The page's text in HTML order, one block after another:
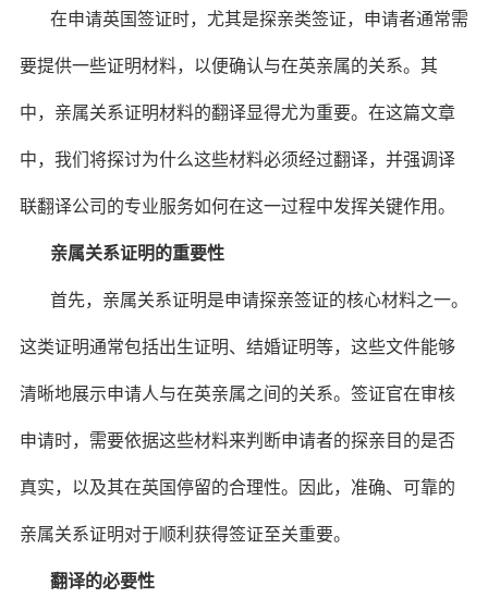
在申请英国签证时，尤其是探亲类签证，申请者通常需
要提供一些证明材料，以便确认与在英亲属的关系。其
中，亲属关系证明材料的翻译显得尤为重要。在这篇文章
中，我们将探讨为什么这些材料必须经过翻译，并强调译
联翻译公司的专业服务如何在这一过程中发挥关键作用。
亲属关系证明的重要性
首先，亲属关系证明是申请探亲签证的核心材料之一。
这类证明通常包括出生证明、结婚证明等，这些文件能够
清晰地展示申请人与在英亲属之间的关系。签证官在审核
申请时，需要依据这些材料来判断申请者的探亲目的是否
真实，以及其在英国停留的合理性。因此，准确、可靠的
亲属关系证明对于顺利获得签证至关重要。
翻译的必要性